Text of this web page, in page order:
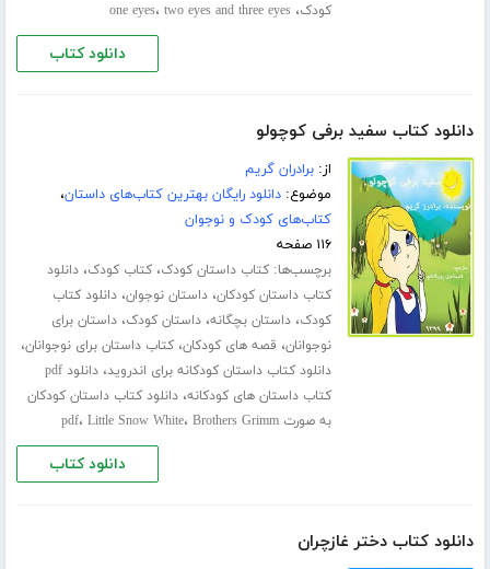
کودک، one eyes، two eyes and three eyes
دانلود کتاب
دانلود کتاب سفید برفی کوچولو
از:برادران گریم
موضوع:دانلود رایگان بهترین کتاب‌های داستان،
کتاب‌های کودک و نوجوان
۱۱۶ صفحه
برچسب‌ها:کتاب داستان کودک،کتاب کودک،دانلود
کتاب داستان کودکان،داستان نوجوان،دانلود کتاب
کودک،داستان بچگانه،داستان کودک،داستان برای
نوجوانان، قصه های کودکان،کتاب داستان برای نوجوانان،
دانلود کتاب داستان کودکانه برای اندروید،
دانلود pdf
کتاب داستان های کودکانه،دانلود کتاب داستان کودکان
به صورت pdf
، Little Snow White، Brothers Grimm
دانلود کتاب
دانلود کتاب دختر غازچران